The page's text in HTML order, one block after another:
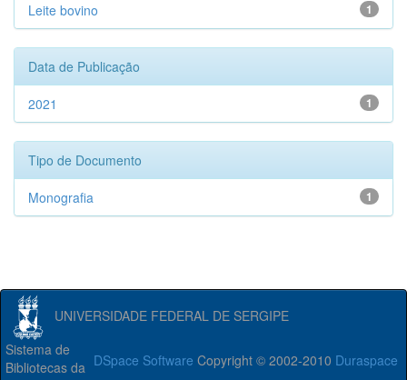
1
Leite bovino
Data de Publicação
1
2021
Tipo de Documento
1
Monografia
UNIVERSIDADE FEDERAL DE SERGIPE
DSpace Software Copyright © 2002-2010 Duraspace
Sistema de
Bibliotecas da